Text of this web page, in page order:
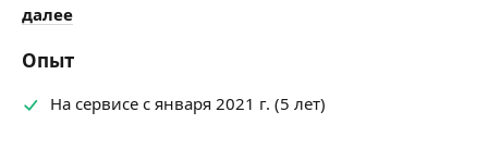
далее
Опыт
На сервисе с января 2021 г. (5 лет)